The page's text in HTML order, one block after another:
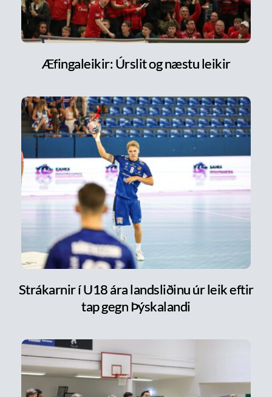
Æfingaleikir: Úrslit og næstu leikir
Strákarnir í U18 ára landsliðinu úr leik eftir
tap gegn Þýskalandi